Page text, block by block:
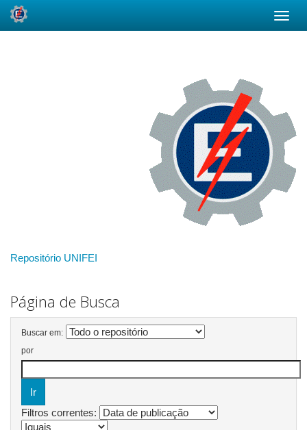
Repositório UNIFEI
Página de Busca
Buscar em:
por
Filtros correntes: